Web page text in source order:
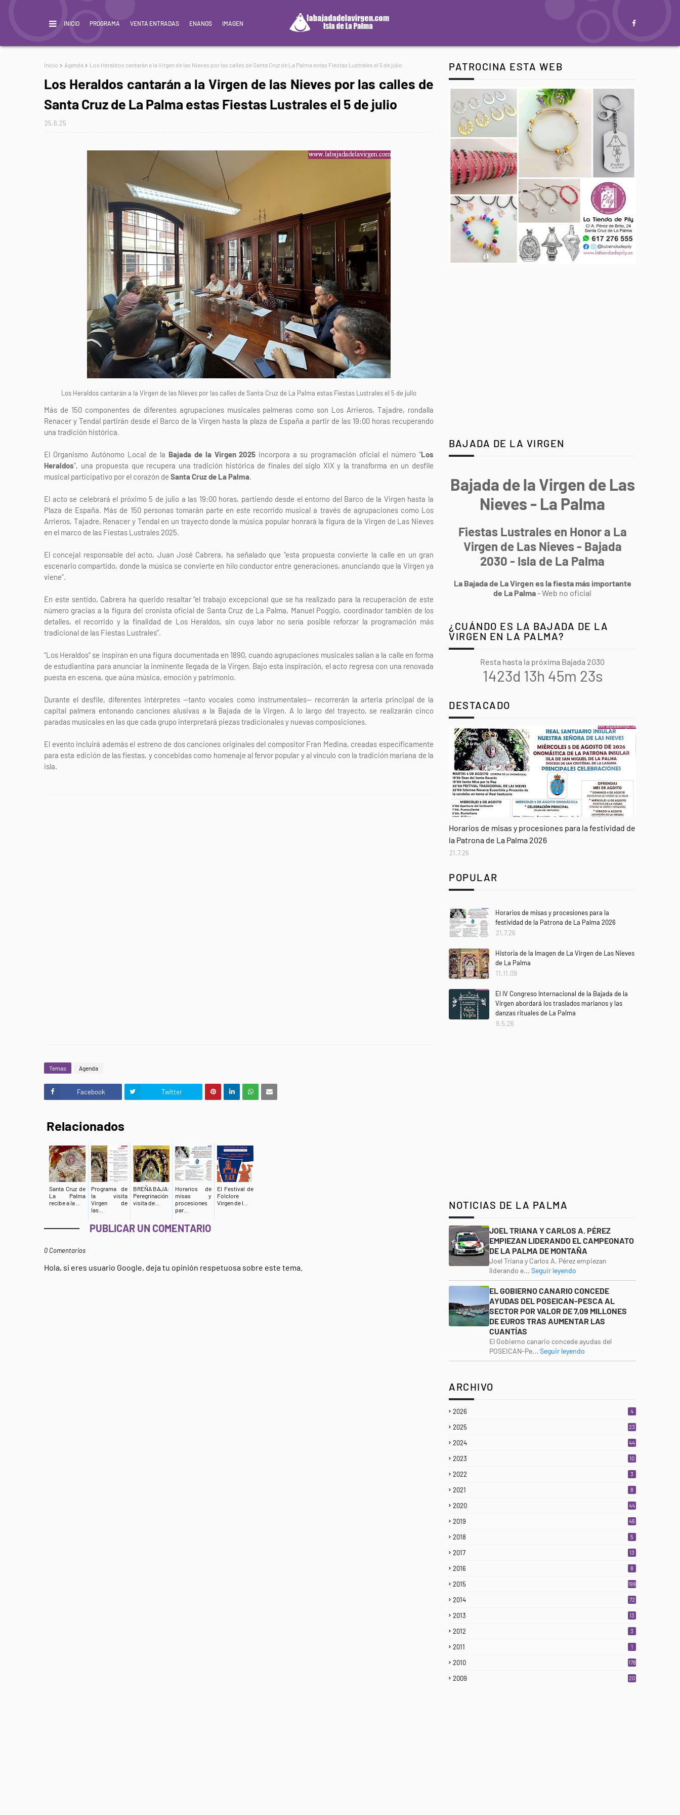
INICIO PROGRAMA VENTA ENTRADAS ENANOS IMAGEN
Inicio Agenda Los Heraldos cantarán a la Virgen de las Nieves por las calles de Santa Cruz de La Palma estas Fiestas Lustrales el 5 de julio
Los Heraldos cantarán a la Virgen de las Nieves por las calles de
Santa Cruz de La Palma estas Fiestas Lustrales el 5 de julio
25.6.25
Los Heraldos cantarán a la Virgen de las Nieves por las calles de Santa Cruz de La Palma estas Fiestas Lustrales el 5 de julio
Más de 150 componentes de diferentes agrupaciones musicales palmeras como son Los Arrieros, Tajadre, rondalla
Renacer y Tendal partirán desde el Barco de la Virgen hasta la plaza de España a partir de las 19:00 horas recuperando
una tradición histórica.
El Organismo Autónomo Local de la Bajada de la Virgen 2025 incorpora a su programación oficial el número “Los
Heraldos”, una propuesta que recupera una tradición histórica de finales del siglo XIX y la transforma en un desfile
musical participativo por el corazón de Santa Cruz de La Palma.
El acto se celebrará el próximo 5 de julio a las 19:00 horas, partiendo desde el entorno del Barco de la Virgen hasta la
Plaza de España. Más de 150 personas tomarán parte en este recorrido musical a través de agrupaciones como Los
Arrieros, Tajadre, Renacer y Tendal en un trayecto donde la música popular honrará la figura de la Virgen de Las Nieves
en el marco de las Fiestas Lustrales 2025.
El concejal responsable del acto, Juan José Cabrera, ha señalado que “esta propuesta convierte la calle en un gran
escenario compartido, donde la música se convierte en hilo conductor entre generaciones, anunciando que la Virgen ya
viene”.
En este sentido, Cabrera ha querido resaltar “el trabajo excepcional que se ha realizado para la recuperación de este
número gracias a la figura del cronista oficial de Santa Cruz de La Palma, Manuel Poggio, coordinador también de los
detalles, el recorrido y la finalidad de Los Heraldos, sin cuya labor no sería posible reforzar la programación más
tradicional de las Fiestas Lustrales”.
“Los Heraldos” se inspiran en una figura documentada en 1890, cuando agrupaciones musicales salían a la calle en forma
de estudiantina para anunciar la inminente llegada de la Virgen. Bajo esta inspiración, el acto regresa con una renovada
puesta en escena, que aúna música, emoción y patrimonio.
Durante el desfile, diferentes intérpretes —tanto vocales como instrumentales— recorrerán la arteria principal de la
capital palmera entonando canciones alusivas a la Bajada de la Virgen. A lo largo del trayecto, se realizarán cinco
paradas musicales en las que cada grupo interpretará piezas tradicionales y nuevas composiciones.
El evento incluirá además el estreno de dos canciones originales del compositor Fran Medina, creadas específicamente
para esta edición de las fiestas, y concebidas como homenaje al fervor popular y al vínculo con la tradición mariana de la
isla.
Temas Agenda
Facebook Twitter
Relacionados
Santa Cruz de
La Palma
recibe a la ...
Programa de
la visita
Virgen de
las...
BREÑA BAJA:
Peregrinación
visita de...
Horarios de
misas y
procesiones
par...
El Festival de
Folclore
Virgen de l...
PUBLICAR UN COMENTARIO
0 Comentarios
Hola, si eres usuario Google, deja tu opinión respetuosa sobre este tema.
PATROCINA ESTA WEB
BAJADA DE LA VIRGEN
Bajada de la Virgen de Las
Nieves - La Palma
Fiestas Lustrales en Honor a La
Virgen de Las Nieves - Bajada
2030 - Isla de La Palma
La Bajada de La Virgen es la fiesta más importante
de La Palma- Web no oficial
¿CUÁNDO ES LA BAJADA DE LA
VIRGEN EN LA PALMA?
Resta hasta la próxima Bajada 2030
1423d 13h 45m 22s
DESTACADO
Horarios de misas y procesiones para la festividad de
la Patrona de La Palma 2026
21.7.26
POPULAR
Horarios de misas y procesiones para la
festividad de la Patrona de La Palma 2026
21.7.26
Historia de la Imagen de La Virgen de Las Nieves
de La Palma
11.11.09
El IV Congreso Internacional de la Bajada de la
Virgen abordará los traslados marianos y las
danzas rituales de La Palma
9.5.26
NOTICIAS DE LA PALMA
JOEL TRIANA Y CARLOS A. PÉREZ
EMPIEZAN LIDERANDO EL CAMPEONATO
DE LA PALMA DE MONTAÑA
Joel Triana y Carlos A. Pérez empiezan
liderando e... Seguir leyendo
EL GOBIERNO CANARIO CONCEDE
AYUDAS DEL POSEICAN-PESCA AL
SECTOR POR VALOR DE 7,09 MILLONES
DE EUROS TRAS AUMENTAR LAS
CUANTÍAS
El Gobierno canario concede ayudas del
POSEICAN-Pe... Seguir leyendo
ARCHIVO
2026 4
2025
23
2024 44
2023 10
2022 3
2021 8
2020 44
2019 46
2018 5
2017 13
2016 8
2015 199
2014 72
2013 13
2012 3
2011 1
2010 178
2009 20